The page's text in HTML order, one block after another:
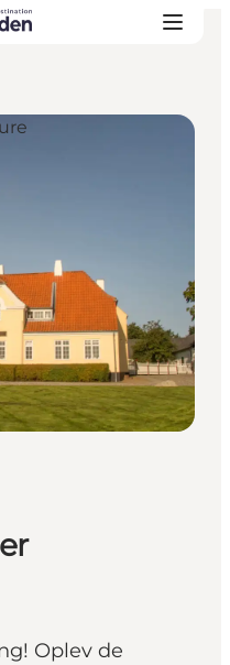
Oplev de